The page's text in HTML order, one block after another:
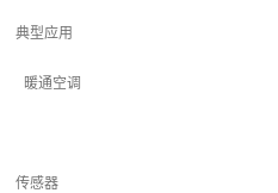
典型应用
传感器